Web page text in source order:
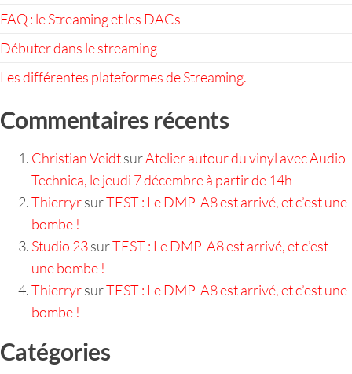
FAQ : le Streaming et les DACs
Débuter dans le streaming
Les différentes plateformes de Streaming.
Commentaires récents
Christian VeidtsurAtelier autour du vinyl avec Audio
Technica, le jeudi 7 décembre à partir de 14h
ThierryrsurTEST : Le DMP-A8 est arrivé, et c’est une
bombe !
Studio 23surTEST : Le DMP-A8 est arrivé, et c’est
une bombe !
ThierryrsurTEST : Le DMP-A8 est arrivé, et c’est une
bombe !
Catégories